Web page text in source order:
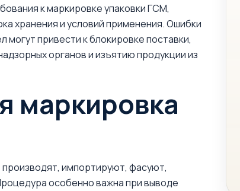
к маркировке упаковки ГСМ,
хранения и условий применения. Ошибки
привести к блокировке поставки,
органов и изъятию продукции из
маркировка
импортируют, фасуют,
особенно важна при выводе